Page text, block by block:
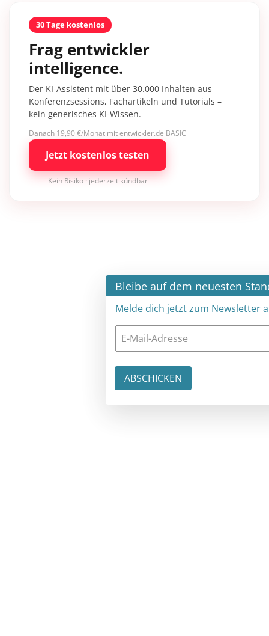
30 Tage kostenlos
Frag entwickler
intelligence.
Der KI-Assistent mit über 30.000 Inhalten aus
Konferenzsessions, Fachartikeln und Tutorials –
kein generisches KI-Wissen.
Danach 19,90 €/Monat mit entwickler.de BASIC
Jetzt kostenlos testen
Kein Risiko · jederzeit kündbar
Bleibe auf dem neuesten Stand ×
Melde dich jetzt zum Newsletter an: